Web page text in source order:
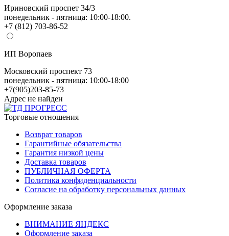
Ириновский проспет 34/3
понедельник - пятница: 10:00-18:00.
+7 (812) 703-86-52
ИП Воропаев
Московский проспект 73
понедельник - пятница: 10:00-18:00
+7(905)203-85-73
Адрес не найден
Торговые отношения
Возврат товаров
Гарантийные обязательства
Гарантия низкой цены
Доставка товаров
ПУБЛИЧНАЯ ОФЕРТА
Политика конфиденциальности
Согласие на обработку персональных данных
Оформление заказа
ВНИМАНИЕ ЯНДЕКС
Оформление заказа